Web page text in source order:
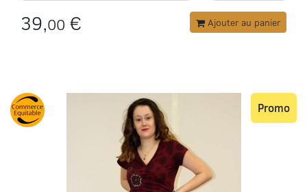
39,00 € Ajouter au panier
Promo